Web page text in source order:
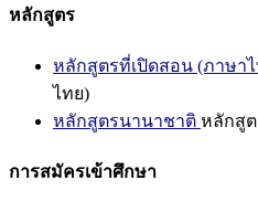
หลักสูตร
หลักสูตรที่เปิดสอน (ภาษา
ไทย)
หลักสูตรนานาชาติ หลักสู
การสมัครเข้าศึกษา